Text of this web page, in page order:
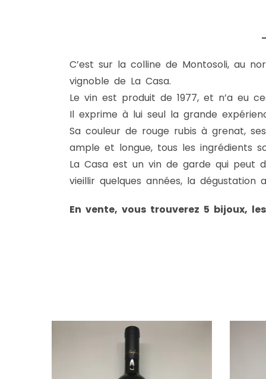
C’est sur la colline de Montosoli, au
vignoble de La Casa.
Le vin est produit de 1977, et n’a eu
Il exprime à lui seul la grande
Sa couleur de rouge rubis à grenat,
ample et longue, tous les ingrédients
La Casa est un vin de garde qui peut
vieillir quelques années, la
En vente, vous trouverez 5 bijoux,